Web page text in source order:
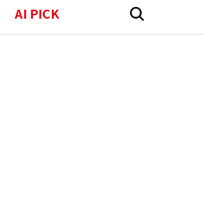
AI PICK 搜